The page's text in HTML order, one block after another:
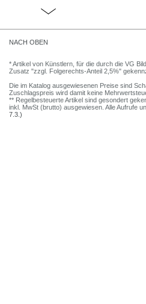
NACH OBEN
* Artikel von Künstlern, für die durch die VG
Zusatz "zzgl. Folgerechts-Anteil 2,5%"
Die im Katalog ausgewiesenen Preise sind
Zuschlagspreis wird damit keine
** Regelbesteuerte Artikel sind gesondert
inkl. MwSt (brutto) ausgewiesen. Alle Aufrufe
7.3.)